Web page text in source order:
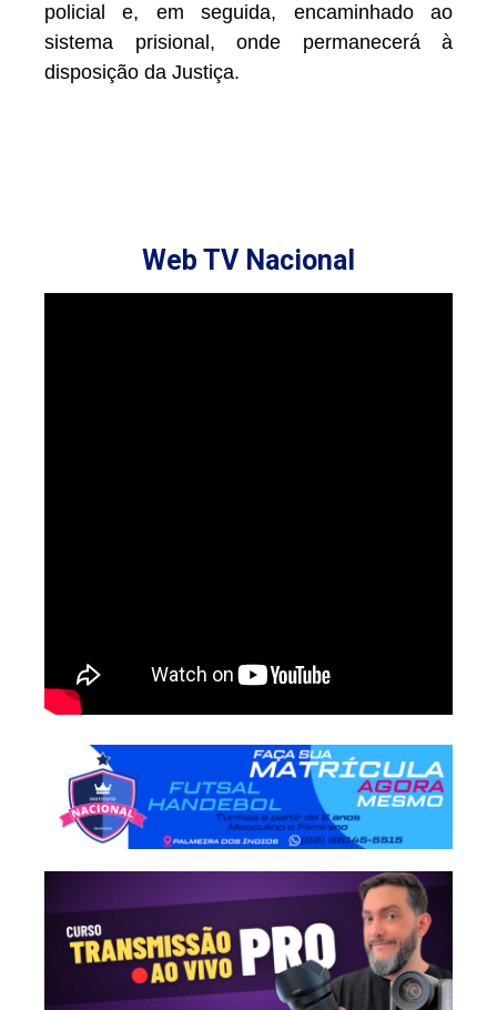
policial e, em seguida, encaminhado ao
sistema prisional, onde permanecerá à
disposição da Justiça.
Web TV Nacional